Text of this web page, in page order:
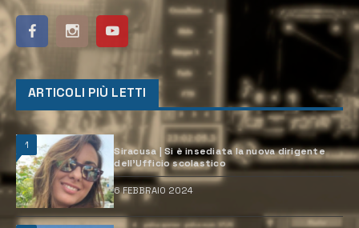
ARTICOLI PIÙ LETTI
1
Siracusa | Si è insediata la nuova dirigente
dell’Ufficio scolastico
6 FEBBRAIO 2024